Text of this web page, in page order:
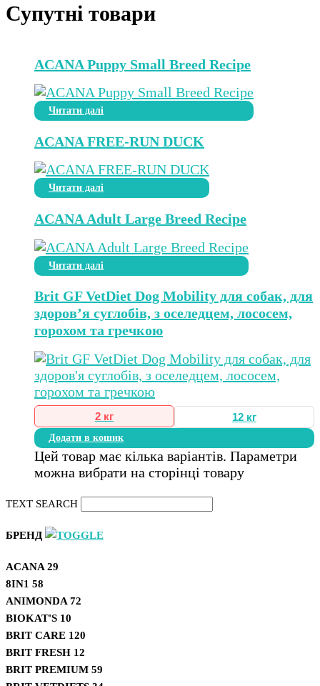
Супутні товари
ACANA Puppy Small Breed Recipe
Читати далі
ACANA FREE-RUN DUCK
Читати далі
ACANA Adult Large Breed Recipe
Читати далі
Brit GF VetDiet Dog Mobility для собак, для
здоров’я суглобів, з оселедцем, лососем,
горохом та гречкою
2 кг 12 кг
Додати в кошик
Цей товар має кілька варіантів. Параметри
можна вибрати на сторінці товару
TEXT SEARCH
БРЕНД
ACANA 29
8IN1 58
ANIMONDA 72
BIOKAT'S 10
BRIT CARE 120
BRIT FRESH 12
BRIT PREMIUM 59